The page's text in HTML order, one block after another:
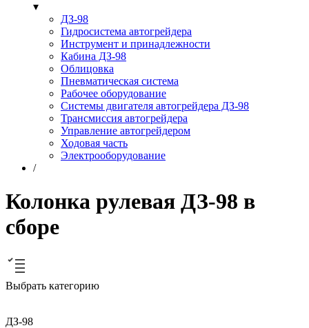
▾
ДЗ-98
Гидросистема автогрейдера
Инструмент и принадлежности
Кабина ДЗ-98
Облицовка
Пневматическая система
Рабочее оборудование
Системы двигателя автогрейдера ДЗ-98
Трансмиссия автогрейдера
Управление автогрейдером
Ходовая часть
Электрооборудование
/
Колонка рулевая ДЗ-98 в
сборе
Выбрать категорию
ДЗ-98